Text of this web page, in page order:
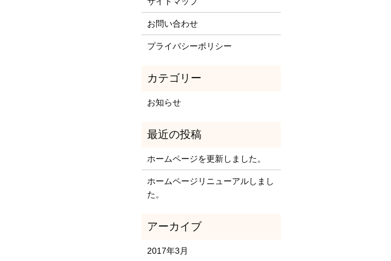
お問い合わせ
プライバシーポリシー
お知らせ
ホームページを更新しました。
ホームページリニューアルしまし
た。
2017年3月